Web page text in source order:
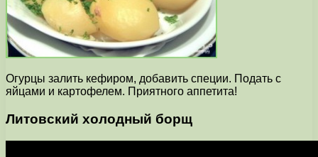
Огурцы залить кефиром, добавить специи. Подать с
яйцами и картофелем. Приятного аппетита!
Литовский холодный борщ